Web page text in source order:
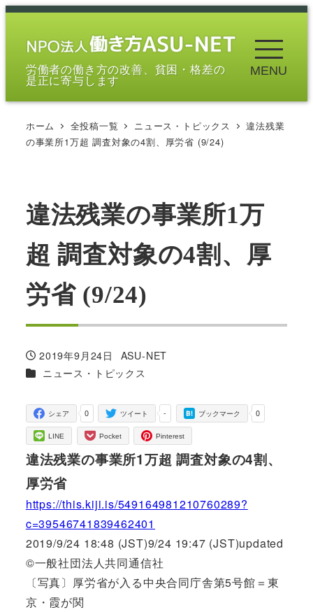
メ
労働者の働き方の改善、貧困・格差の
是正に寄与します
MENU
ホーム 全投稿一覧 ニュース・トピックス
違法残業
の事業所1万超 調査対象の4割、厚労省 (9/24)
違法残業の事業所1万
超 調査対象の4割、厚
労省 (9/24)
投稿日
2019年9月24日
著
者
ASU-NET
カテゴリー
ニュース・トピックス
0
シェア -
ツイート 0
ブックマーク
LINE Pocket Pinterest
違法残業の事業所1万超 調査対象の4割、
厚労省
https://this.kiji.is/549164981210760289?
c=39546741839462401
2019/9/24 18:48 (JST)9/24 19:47 (JST)updated
©一般社団法人共同通信社
〔写真〕厚労省が入る中央合同庁舎第5号館＝東
京・霞が関